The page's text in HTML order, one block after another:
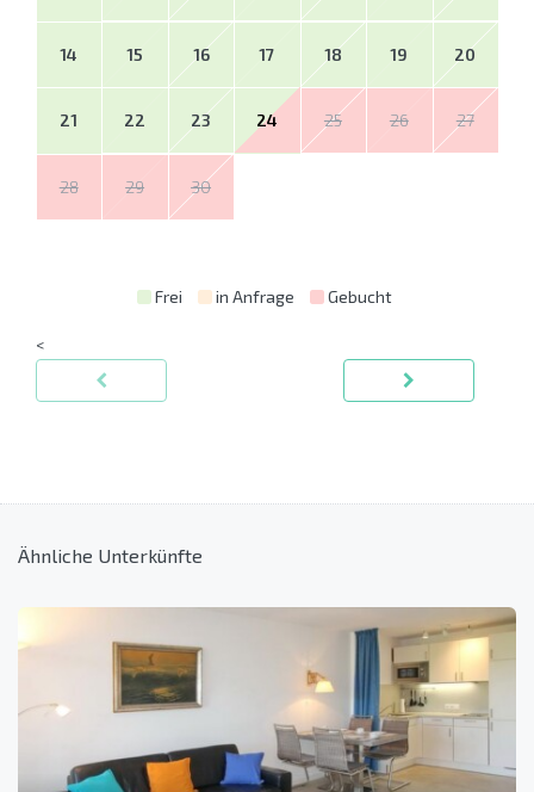
14 15 16 17 18 19 20
21 22 23 24 25 26 27
28 29 30
Frei in Anfrage Gebucht
<
Ähnliche Unterkünfte